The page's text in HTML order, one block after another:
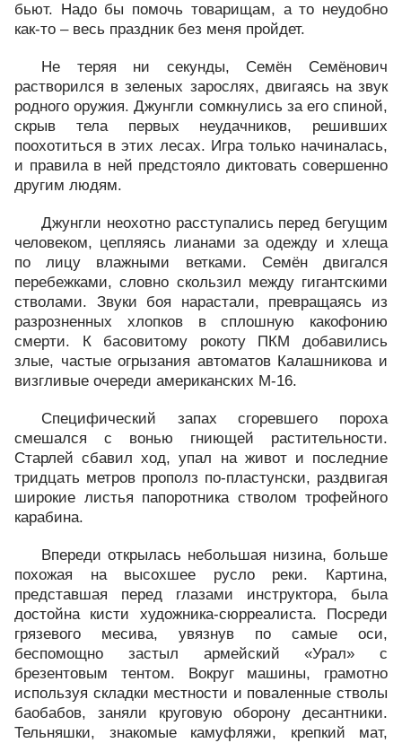
бьют. Надо бы помочь товарищам, а то неудобно
как-то – весь праздник без меня пройдет.
Не теряя ни секунды, Семён Семёнович
растворился в зеленых зарослях, двигаясь на звук
родного оружия. Джунгли сомкнулись за его спиной,
скрыв тела первых неудачников, решивших
поохотиться в этих лесах. Игра только начиналась,
и правила в ней предстояло диктовать совершенно
другим людям.
Джунгли неохотно расступались перед бегущим
человеком, цепляясь лианами за одежду и хлеща
по лицу влажными ветками. Семён двигался
перебежками, словно скользил между гигантскими
стволами. Звуки боя нарастали, превращаясь из
разрозненных хлопков в сплошную какофонию
смерти. К басовитому рокоту ПКМ добавились
злые, частые огрызания автоматов Калашникова и
визгливые очереди американских М-16.
Специфический запах сгоревшего пороха
смешался с вонью гниющей растительности.
Старлей сбавил ход, упал на живот и последние
тридцать метров прополз по-пластунски, раздвигая
широкие листья папоротника стволом трофейного
карабина.
Впереди открылась небольшая низина, больше
похожая на высохшее русло реки. Картина,
представшая перед глазами инструктора, была
достойна кисти художника-сюрреалиста. Посреди
грязевого месива, увязнув по самые оси,
беспомощно застыл армейский «Урал» с
брезентовым тентом. Вокруг машины, грамотно
используя складки местности и поваленные стволы
баобабов, заняли круговую оборону десантники.
Тельняшки, знакомые камуфляжи, крепкий мат,